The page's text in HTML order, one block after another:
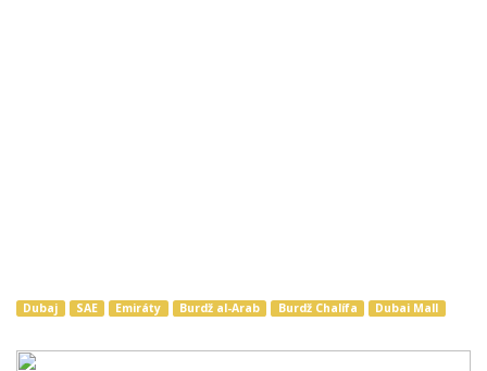
Dubaj SAE Emiráty Burdž al-Arab Burdž Chalífa Dubai Mall